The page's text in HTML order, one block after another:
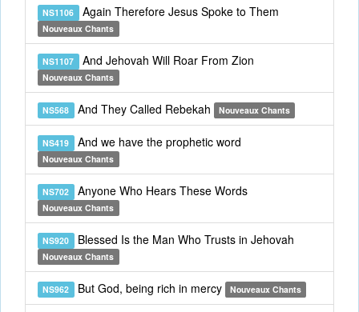
NS1106 Again Therefore Jesus Spoke to Them
Nouveaux Chants
NS1107 And Jehovah Will Roar From Zion
Nouveaux Chants
NS568 And They Called Rebekah Nouveaux Chants
NS419 And we have the prophetic word
Nouveaux Chants
NS702 Anyone Who Hears These Words
Nouveaux Chants
NS920 Blessed Is the Man Who Trusts in Jehovah
Nouveaux Chants
NS962 But God, being rich in mercy Nouveaux Chants